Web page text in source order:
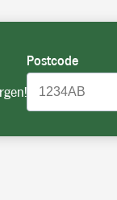
Postcode